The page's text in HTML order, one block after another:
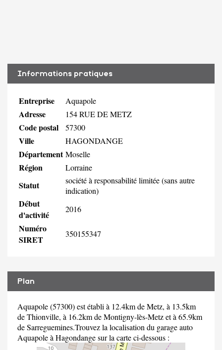
Informations pratiques
Entreprise Aquapole
Adresse 154 RUE DE METZ
Code postal 57300
Ville HAGONDANGE
Département Moselle
Région Lorraine
Statut
société à responsabilité limitée (sans autre
indication)
Début
d'activité
2016
Numéro
SIRET
350155347
Plan
Aquapole (57300) est établi à 12.4km de Metz, à 13.5km
de Thionville, à 16.2km de Montigny-lès-Metz et à 65.9km
de Sarreguemines.Trouvez la localisation du garage auto
Aquapole à Hagondange sur la carte ci-dessous :